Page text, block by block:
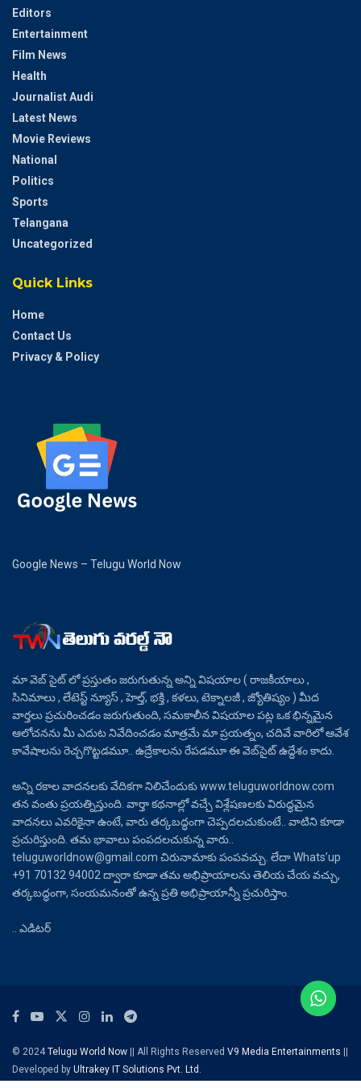
Editors
Entertainment
Film News
Health
Journalist Audi
Latest News
Movie Reviews
National
Politics
Sports
Telangana
Uncategorized
Quick Links
Home
Contact Us
Privacy & Policy
Google News – Telugu World Now
మా వెబ్ సైట్ లో ప్రస్తుతం జరుగుతున్న అన్ని విషయాల ( రాజకీయాలు ,
సినిమాలు , లేటెస్ట్ న్యూస్ , హెల్త్, భక్తి , కళలు, టెక్నాలజీ , జ్యోతిష్యం ) మీద
వార్తలు ప్రచురించడం జరుగుతుంది, సమకాలీన విషయాల పట్ల ఒక భిన్నమైన
ఆలోచనను మీ ఎదుట నివేదించడం మాత్రమే మా ప్రయత్నం, చదివే వారిలో ఆవేశ
కావేషాలను రెచ్చగొట్టడమూ.. ఉద్రేకాలను రేపడమూ ఈ వెబ్‌సైట్ ఉద్దేశం కాదు.
అన్ని రకాల వాదనలకు వేదికగా నిలిచేందుకు www.teluguworldnow.com
తన వంతు ప్రయత్నిస్తుంది. వార్తా కథనాల్లో వచ్చే విశ్లేషణలకు విరుద్ధమైన
వాదనలు ఎవరికైనా ఉంటే, వారు తర్కబద్ధంగా చెప్పదలచుకుంటే.. వాటిని కూడా
ప్రచురిస్తుంది. తమ భావాలు పంపదలచుకున్న వారు..
teluguworldnow@gmail.com చిరునామాకు పంపవచ్చు. లేదా Whats’up
+91 70132 94002 ద్వారా కూడా తమ అభిప్రాయాలను తెలియ చేయ వచ్చు,
తర్కబద్ధంగా, సంయమనంతో ఉన్న ప్రతి అభిప్రాయాన్నీ ప్రచురిస్తాం.
.. ఎడిటర్
© 2024Telugu World Now || All Rights Reserved V9 Media Entertainments ||
Developed by Ultrakey IT Solutions Pvt. Ltd.